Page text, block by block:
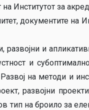
Институтот за
документите на
развојни и
и
на методи и
развојни проекти
на броило за